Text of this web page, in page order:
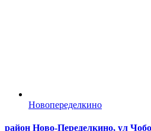
Новопеределкино
район Ново-Переделкино, ул